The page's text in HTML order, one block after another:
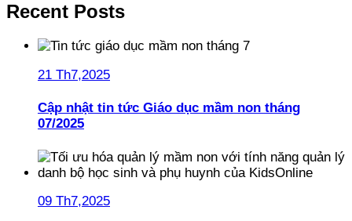
Recent Posts
21 Th7,2025
Cập nhật tin tức Giáo dục mầm non tháng
07/2025
09 Th7,2025